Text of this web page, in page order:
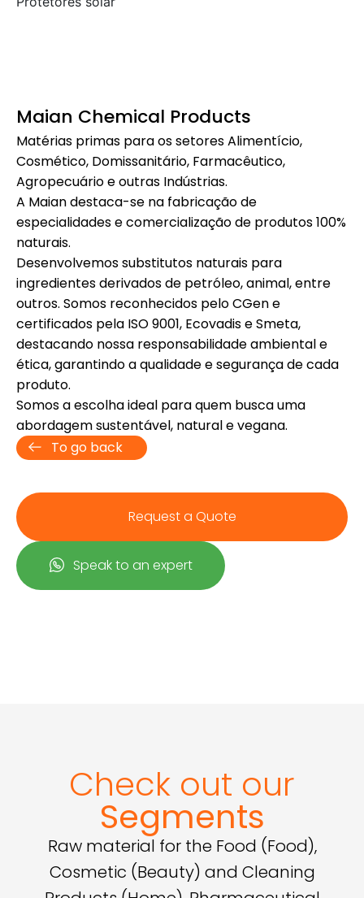
Maian Chemical Products
Matérias primas para os setores Alimentício,
Cosmético, Domissanitário, Farmacêutico,
Agropecuário e outras Indústrias.
A Maian destaca-se na fabricação de
especialidades e comercialização de produtos 100%
naturais.
Desenvolvemos substitutos naturais para
ingredientes derivados de petróleo, animal, entre
outros. Somos reconhecidos pelo CGen e
certificados pela ISO 9001, Ecovadis e Smeta,
destacando nossa responsabilidade ambiental e
ética, garantindo a qualidade e segurança de cada
produto.
Somos a escolha ideal para quem busca uma
abordagem sustentável, natural e vegana.
To go back
Request a Quote
Speak to an expert
Check out our
Segments
Raw material for the Food (Food),
Cosmetic (Beauty) and Cleaning
Request a Quote
Request a Quote